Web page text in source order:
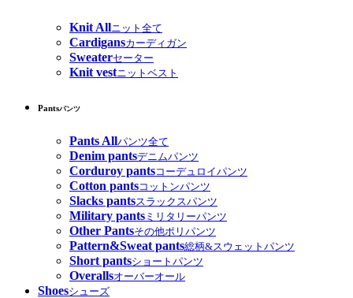
Knit Allニット全て
Cardigansカーディガン
Sweaterセーター
Knit vestニットベスト
Pantsパンツ
Pants Allパンツ全て
Denim pantsデニムパンツ
Corduroy pantsコーデュロイパンツ
Cotton pantsコットンパンツ
Slacks pantsスラックスパンツ
Military pants ミリタリーパンツ
Other Pantsその他ポリパンツ
Pattern&Sweat pants総柄&スウェットパンツ
Short pantsショートパンツ
Overallsオーバーオール
Shoesシューズ